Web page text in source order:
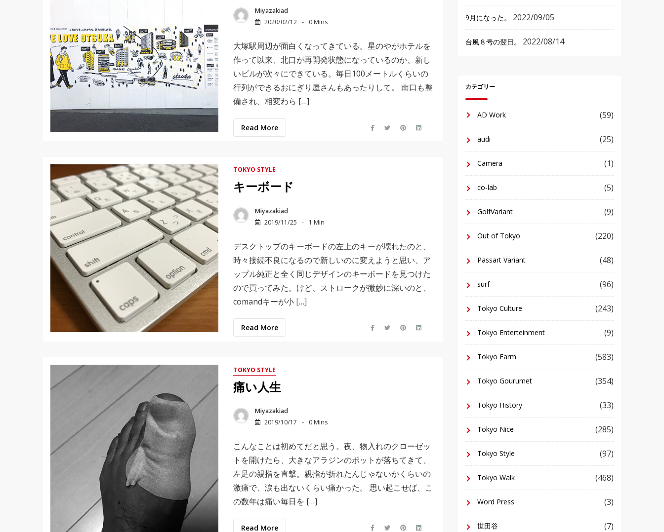
Miyazakiad
2020/02/12
0 Mins
大塚駅周辺が面白くなってきている。星のやがホテルを
作って以来、北口が再開発状態になっているのか、新し
いビルが次々にできている。毎日100メートルくらいの
行列ができるおにぎり屋さんもあったりして。 南口も整
備され、相変わら […]
Read More
TOKYO STYLE
キーボード
Miyazakiad
2019/11/25
1 Min
デスクトップのキーボードの左上のキーが壊れたのと、
時々接続不良になるので新しいのに変えようと思い、ア
ップル純正と全く同じデザインのキーボードを見つけた
ので買ってみた。けど、ストロークが微妙に深いのと、
comandキーが小 […]
Read More
TOKYO STYLE
痛い人生
Miyazakiad
2019/10/17
0 Mins
こんなことは初めてだと思う。夜、物入れのクローゼッ
トを開けたら、大きなアラジンのポットが落ちてきて、
左足の親指を直撃。親指が折れたんじゃないかくらいの
激痛で、涙も出ないくらい痛かった。 思い起こせば、こ
の数年は痛い毎日を […]
Read More
9月になった。 2022/09/05
台風８号の翌日。 2022/08/14
カテゴリー
AD Work (59)
audi (25)
Camera (1)
co-lab (5)
GolfVariant (9)
Out of Tokyo (220)
Passart Variant (48)
surf (96)
Tokyo Culture (243)
Tokyo Enterteinment (9)
Tokyo Farm (583)
Tokyo Gourumet (354)
Tokyo History (33)
Tokyo Nice (285)
Tokyo Style (97)
Tokyo Walk (468)
Word Press (3)
世田谷 (7)